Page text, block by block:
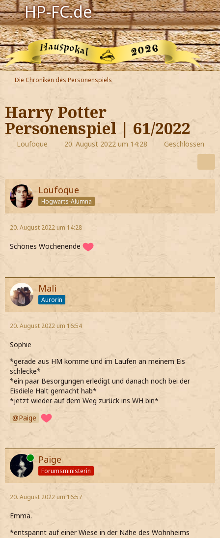
HP-FC.de
Navigation
Harry Potter
Der HP-FC
Hogwarts
Zauberwelt
Willkommen
Jetzt Fanclub-Mitglied werden!
Die Chroniken des Personenspiels
Harry Potter
Personenspiel | 61/2022
Loufoque 20. August 2022 um 14:28 Geschlossen
Loufoque
Hogwarts-Alumna
20. August 2022 um 14:28
Schönes Wochenende
Mali
Aurorin
20. August 2022 um 16:54
Sophie
*gerade aus HM komme und im Laufen an meinem Eis
schlecke*
*ein paar Besorgungen erledigt und danach noch bei der
Eisdiele Halt gemacht hab*
*jetzt wieder auf dem Weg zurück ins WH bin*
Paige
Online Paige
Forumsministerin
20. August 2022 um 16:57
Emma.
*entspannt auf einer Wiese in der Nähe des Wohnheims